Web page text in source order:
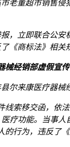
老董超市销售
，立即联合公
《商标法》相
械经销部虚假宣
尔来康医疗器
线索移交函，依
疗功能。当事
行为，违反了